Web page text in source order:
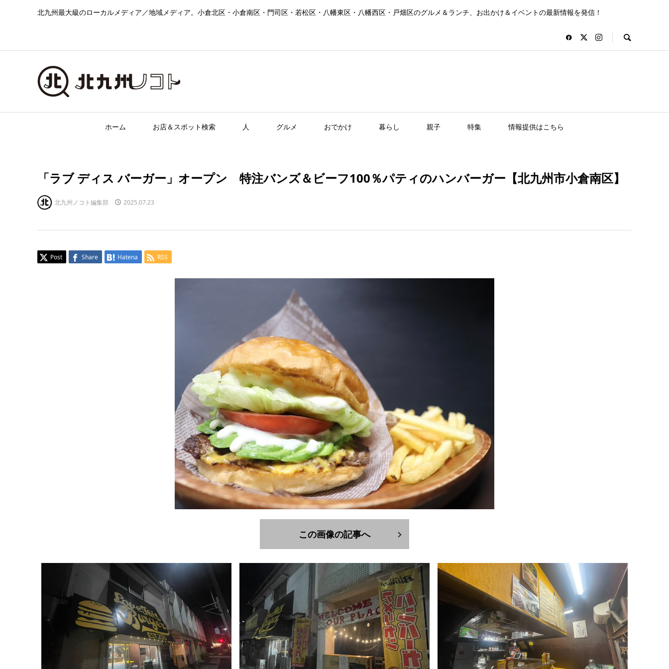
北九州最大級のローカルメディア／地域メディア。小倉北区・小倉南区・門司区・若松区・八幡東区・八幡西区・戸畑区のグルメ＆ランチ、お出かけ＆イベントの最新情報を発信！
ホーム お店＆スポット検索 人 グルメ おでかけ 暮らし 親子 特集 情報提供はこちら
「ラブ ディス バーガー」オープン 特注バンズ＆ビーフ100％パティのハンバーガー【北九州市小倉南区】
北九州ノコト編集部 2025.07.23
Post Share Hatena RSS
この画像の記事へ